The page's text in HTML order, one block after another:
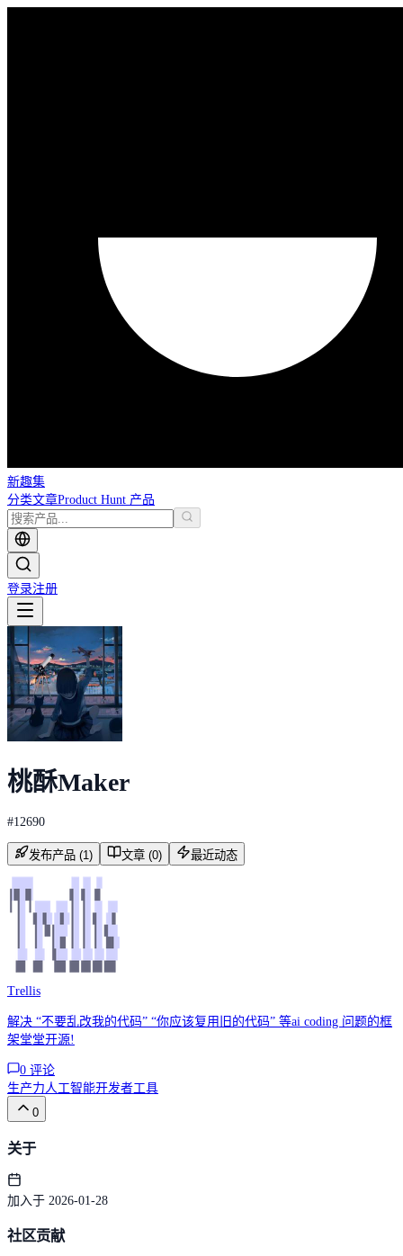
新趣集
分类文章Product Hunt 产品
登录注册
桃酥Maker
#12690
发布产品 (1) 文章 (0) 最近动态
Trellis
解决 “不要乱改我的代码” “你应该复用旧的代码” 等ai coding 问题的框
架堂堂开源!
0 评论
生产力 人工智能开发者工具
0
关于
加入于 2026-01-28
社区贡献